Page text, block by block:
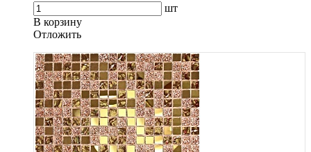
шт
В корзину
Oтложить